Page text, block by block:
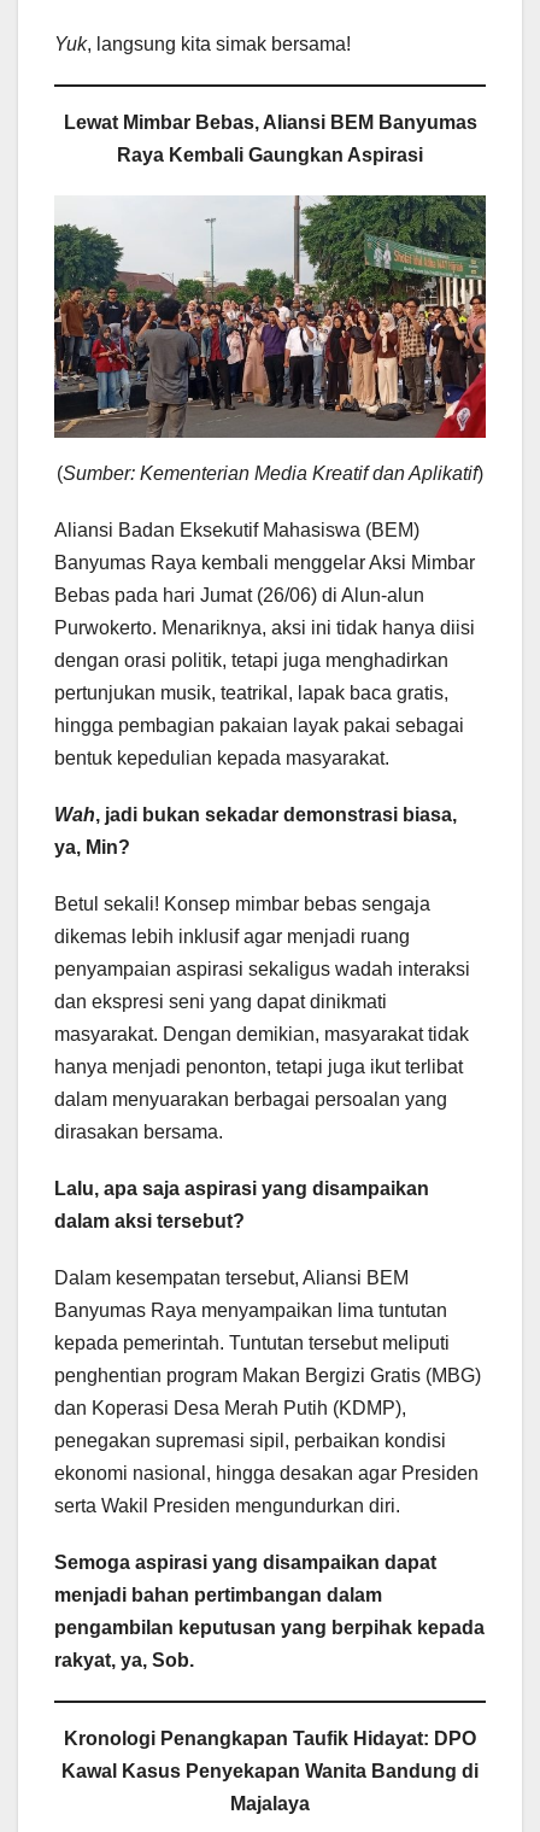
Yuk, langsung kita simak bersama!
Lewat Mimbar Bebas, Aliansi BEM Banyumas
Raya Kembali Gaungkan Aspirasi
(Sumber: Kementerian Media Kreatif dan Aplikatif)
Aliansi Badan Eksekutif Mahasiswa (BEM)
Banyumas Raya kembali menggelar Aksi Mimbar
Bebas pada hari Jumat (26/06) di Alun-alun
Purwokerto. Menariknya, aksi ini tidak hanya diisi
dengan orasi politik, tetapi juga menghadirkan
pertunjukan musik, teatrikal, lapak baca gratis,
hingga pembagian pakaian layak pakai sebagai
bentuk kepedulian kepada masyarakat.
Wah, jadi bukan sekadar demonstrasi biasa,
ya, Min?
Betul sekali! Konsep mimbar bebas sengaja
dikemas lebih inklusif agar menjadi ruang
penyampaian aspirasi sekaligus wadah interaksi
dan ekspresi seni yang dapat dinikmati
masyarakat. Dengan demikian, masyarakat tidak
hanya menjadi penonton, tetapi juga ikut terlibat
dalam menyuarakan berbagai persoalan yang
dirasakan bersama.
Lalu, apa saja aspirasi yang disampaikan
dalam aksi tersebut?
Dalam kesempatan tersebut, Aliansi BEM
Banyumas Raya menyampaikan lima tuntutan
kepada pemerintah. Tuntutan tersebut meliputi
penghentian program Makan Bergizi Gratis (MBG)
dan Koperasi Desa Merah Putih (KDMP),
penegakan supremasi sipil, perbaikan kondisi
ekonomi nasional, hingga desakan agar Presiden
serta Wakil Presiden mengundurkan diri.
Semoga aspirasi yang disampaikan dapat
menjadi bahan pertimbangan dalam
pengambilan keputusan yang berpihak kepada
rakyat, ya, Sob.
Kronologi Penangkapan Taufik Hidayat: DPO
Kawal Kasus Penyekapan Wanita Bandung di
Majalaya